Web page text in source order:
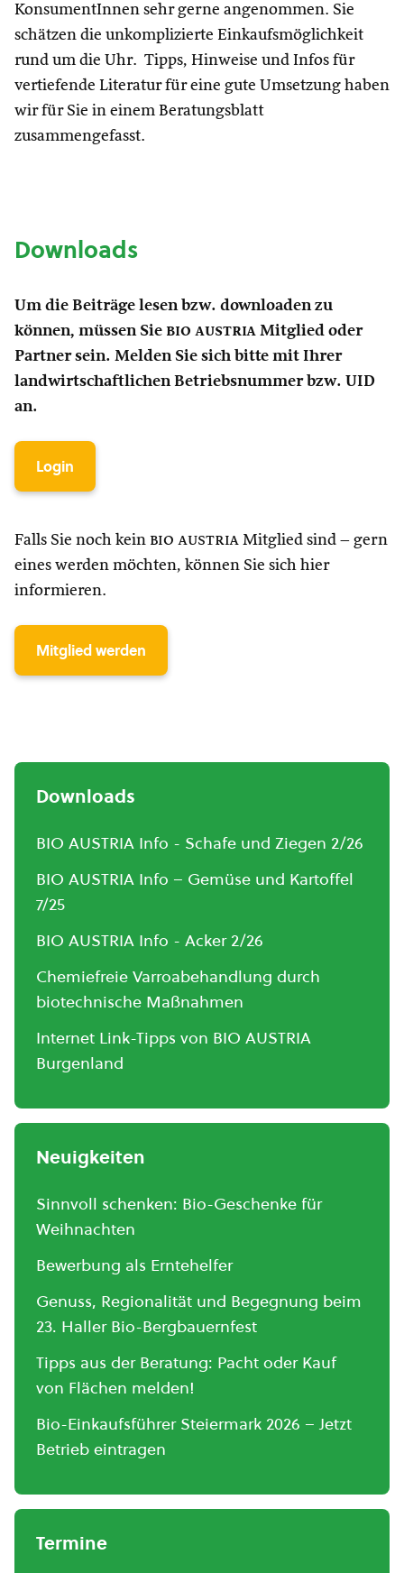
KonsumentInnen sehr gerne angenommen. Sie
schätzen die unkomplizierte Einkaufsmöglichkeit
rund um die Uhr. Tipps, Hinweise und Infos für
vertiefende Literatur für eine gute Umsetzung haben
wir für Sie in einem Beratungsblatt
zusammengefasst.
Downloads
Um die Beiträge lesen bzw. downloaden zu
können, müssen Sie bio austria Mitglied oder
Partner sein. Melden Sie sich bitte mit Ihrer
landwirtschaftlichen Betriebsnummer bzw. UID
an.
Login
Falls Sie noch kein bio austria Mitglied sind – gern
eines werden möchten, können Sie sich hier
informieren.
Mitglied werden
Downloads
BIO AUSTRIA Info - Schafe und Ziegen 2/26
BIO AUSTRIA Info – Gemüse und Kartoffel
7/25
BIO AUSTRIA Info - Acker 2/26
Chemiefreie Varroabehandlung durch
biotechnische Maßnahmen
Internet Link-Tipps von BIO AUSTRIA
Burgenland
Neuigkeiten
Sinnvoll schenken: Bio-Geschenke für
Weihnachten
Bewerbung als Erntehelfer
Genuss, Regionalität und Begegnung beim
23. Haller Bio-Bergbauernfest
Tipps aus der Beratung: Pacht oder Kauf
von Flächen melden!
Bio-Einkaufsführer Steiermark 2026 – Jetzt
Betrieb eintragen
Termine